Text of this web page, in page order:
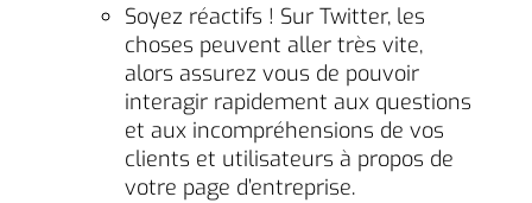
Soyez réactifs ! Sur Twitter, les
choses peuvent aller très vite,
alors assurez vous de pouvoir
interagir rapidement aux questions
et aux incompréhensions de vos
clients et utilisateurs à propos de
votre page d’entreprise.